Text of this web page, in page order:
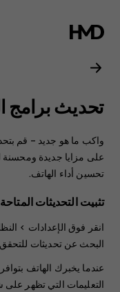
دليل
مستخدم
هاتف
Nokia
6.2
تحديث برامج
واكب ما هو جديد – قم
على مزايا جديدة ومحسنة
تحسين أداء الهاتف.
تثبيت التحديثات المتاحة
انقر فوق الإعدادات‏‎ >
البحث عن تحديثات
عندما يخبرك الهاتف
التعليمات التي تظهر على